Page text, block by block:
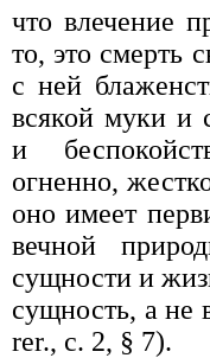
что влечение
то, это смерть
с ней
всякой муки и
и
огненно,
оно имеет
вечной
сущности и
сущность, а не
rer., с. 2, § 7).